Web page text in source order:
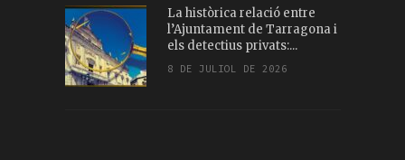
La històrica relació entre
l’Ajuntament de Tarragona i
els detectius privats:...
8 DE JULIOL DE 2026